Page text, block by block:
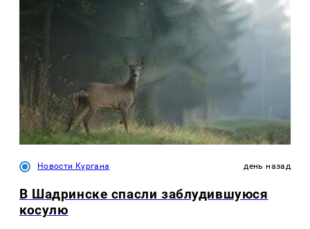
Новости Кургана день назад
В Шадринске спасли заблудившуюся
косулю